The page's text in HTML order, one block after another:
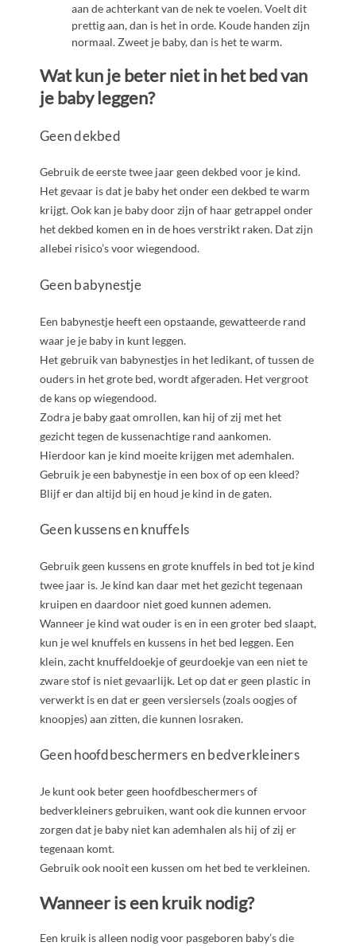
aan de achterkant van de nek te voelen. Voelt dit
prettig aan, dan is het in orde. Koude handen zijn
normaal. Zweet je baby, dan is het te warm.
Wat kun je beter niet in het bed van
je baby leggen?
Geen dekbed
Gebruik de eerste twee jaar geen dekbed voor je kind.
Het gevaar is dat je baby het onder een dekbed te warm
krijgt. Ook kan je baby door zijn of haar getrappel onder
het dekbed komen en in de hoes verstrikt raken. Dat zijn
allebei risico’s voor wiegendood.
Geen babynestje
Een babynestje heeft een opstaande, gewatteerde rand
waar je je baby in kunt leggen.
Het gebruik van babynestjes in het ledikant, of tussen de
ouders in het grote bed, wordt afgeraden. Het vergroot
de kans op wiegendood.
Zodra je baby gaat omrollen, kan hij of zij met het
gezicht tegen de kussenachtige rand aankomen.
Hierdoor kan je kind moeite krijgen met ademhalen.
Gebruik je een babynestje in een box of op een kleed?
Blijf er dan altijd bij en houd je kind in de gaten.
Geen kussens en knuffels
Gebruik geen kussens en grote knuffels in bed tot je kind
twee jaar is. Je kind kan daar met het gezicht tegenaan
kruipen en daardoor niet goed kunnen ademen.
Wanneer je kind wat ouder is en in een groter bed slaapt,
kun je wel knuffels en kussens in het bed leggen. Een
klein, zacht knuffeldoekje of geurdoekje van een niet te
zware stof is niet gevaarlijk. Let op dat er geen plastic in
verwerkt is en dat er geen versiersels (zoals oogjes of
knoopjes) aan zitten, die kunnen losraken.
Geen hoofdbeschermers en bedverkleiners
Je kunt ook beter geen hoofdbeschermers of
bedverkleiners gebruiken, want ook die kunnen ervoor
zorgen dat je baby niet kan ademhalen als hij of zij er
tegenaan komt.
Gebruik ook nooit een kussen om het bed te verkleinen.
Wanneer is een kruik nodig?
Een kruik is alleen nodig voor pasgeboren baby’s die